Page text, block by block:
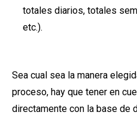
totales diarios, totales
etc.).
Sea cual sea la manera
proceso, hay que tener en
directamente con la base de